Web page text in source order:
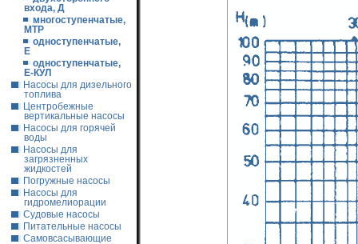
входа, Д
многоступенчатые,
МТР
одноступенчатые,
Е
одноступенчатые,
Е-КУЛ
Насосы для дизельного
топлива
Центробежные
вертикальные насосы
Насосы для горячей
воды
Насосы для
загрязненных
жидкостей
Погружные насосы
Насосы для
гидромелиорации
Судовые насосы
Питательные насосы
Самовсасывающие